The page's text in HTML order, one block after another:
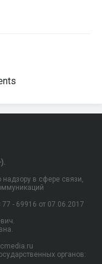
в сфере связи,
- 69916 от 07.06.2017
органов: